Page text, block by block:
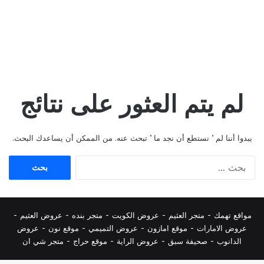
لم يتم العثور على نتائج
يبدوا أننا لم ’ نستطع أن نجد ما ’ تبحث عنه. من الممكن أن يساعدك البحث.
مواقع تهمك - متجر العثيم - عروض الكويت - متجر بنده - عروض العثيم -
عروض الامارات - موقع امازون - عروض التميمي - موقع نون - عروض
الدانوب - صحيفة سبق - عروض الراية - موقع حراج - متجر شي ان